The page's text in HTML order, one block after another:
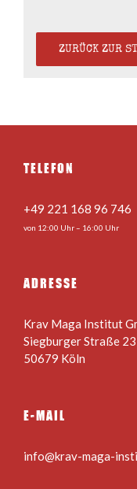
ZURÜCK ZUR
TELEFON
+49 221 168 96 746
von 12:00 Uhr – 16:00 Uhr
ADRESSE
Krav Maga Institut
Siegburger Straße
50679 Köln
E-MAIL
info@krav-maga-